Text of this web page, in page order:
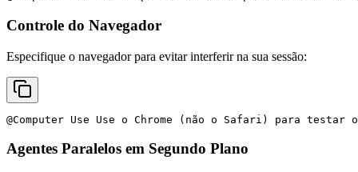
Controle do Navegador
Especifique o navegador para evitar interferir na sua sessão:
Agentes Paralelos em Segundo Plano